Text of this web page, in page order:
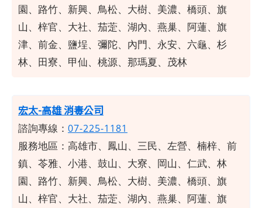
園、路竹、新興、鳥松、大樹、美濃、橋頭、旗
山、梓官、大社、茄萣、湖內、燕巢、阿蓮、旗
津、前金、鹽埕、彌陀、內門、永安、六龜、杉
林、田寮、甲仙、桃源、那瑪夏、茂林
宏太-高雄 消毒公司
諮詢專線： 07-225-1181
服務地區：高雄市、鳳山、三民、左營、楠梓、前
鎮、苓雅、小港、鼓山、大寮、岡山、仁武、林
園、路竹、新興、鳥松、大樹、美濃、橋頭、旗
山、梓官、大社、茄萣、湖內、燕巢、阿蓮、旗